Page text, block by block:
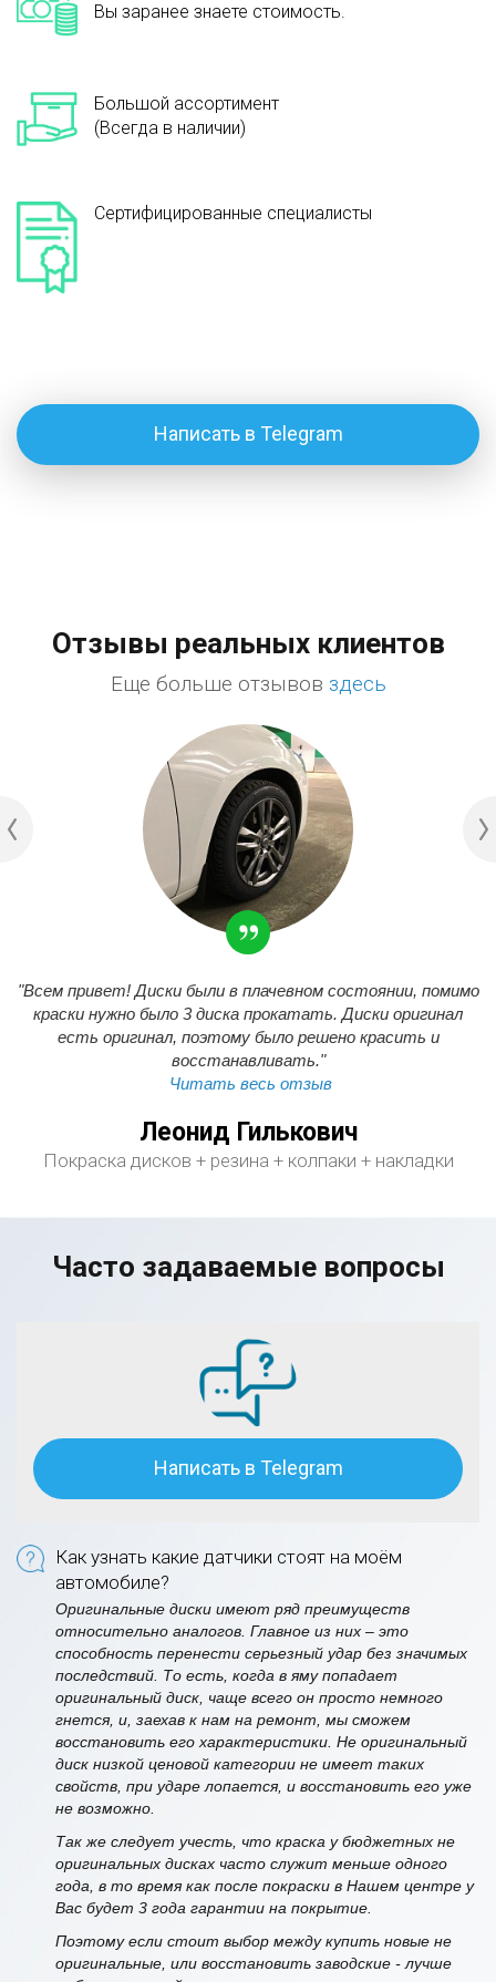
Вы заранее знаете стоимость.
Большой ассортимент
(Всегда в наличии)
Сертифицированные специалисты
Написать в Telegram
Отзывы реальных клиентов
Еще больше отзывов здесь
"Всем привет! Диски были в плачевном состоянии, помимо
краски нужно было 3 диска прокатать. Диски оригинал
есть оригинал, поэтому было решено красить и
восстанавливать."
Читать весь отзыв
Леонид Гилькович
Покраска дисков + резина + колпаки + накладки
Часто задаваемые вопросы
Написать в Telegram
Как узнать какие датчики стоят на моём
автомобиле?
Оригинальные диски имеют ряд преимуществ
относительно аналогов. Главное из них – это
способность перенести серьезный удар без значимых
последствий. То есть, когда в яму попадает
оригинальный диск, чаще всего он просто немного
гнется, и, заехав к нам на ремонт, мы сможем
восстановить его характеристики. Не оригинальный
диск низкой ценовой категории не имеет таких
свойств, при ударе лопается, и восстановить его уже
не возможно.
Так же следует учесть, что краска у бюджетных не
оригинальных дисках часто служит меньше одного
года, в то время как после покраски в Нашем центре у
Вас будет 3 года гарантии на покрытие.
Поэтому если стоит выбор между купить новые не
оригинальные, или восстановить заводские - лучше